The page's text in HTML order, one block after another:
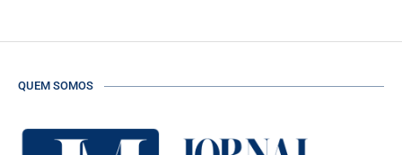
QUEM SOMOS